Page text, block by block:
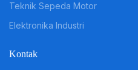
Teknik Sepeda Motor
Elektronika Industri
Kontak